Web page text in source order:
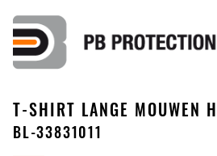
T-SHIRT LANGE MOUWEN
BL-33831011